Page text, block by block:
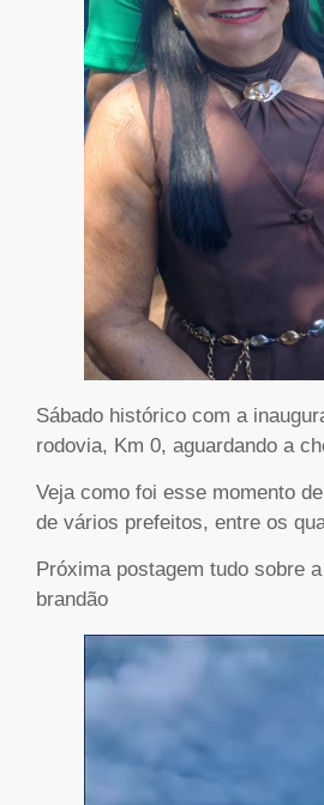
Sábado histórico com a
rodovia, Km 0, aguardando a
Veja como foi esse momento
de vários prefeitos, entre os
Próxima postagem tudo sobre
brandão